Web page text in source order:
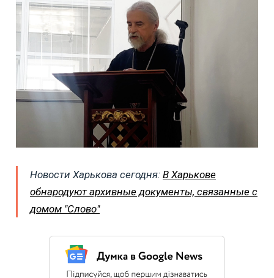
Новости Харькова сегодня: В Харькове
обнародуют архивные документы, связанные с
домом "Слово"